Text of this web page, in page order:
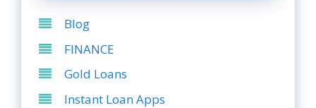
Blog
FINANCE
Gold Loans
Instant Loan Apps